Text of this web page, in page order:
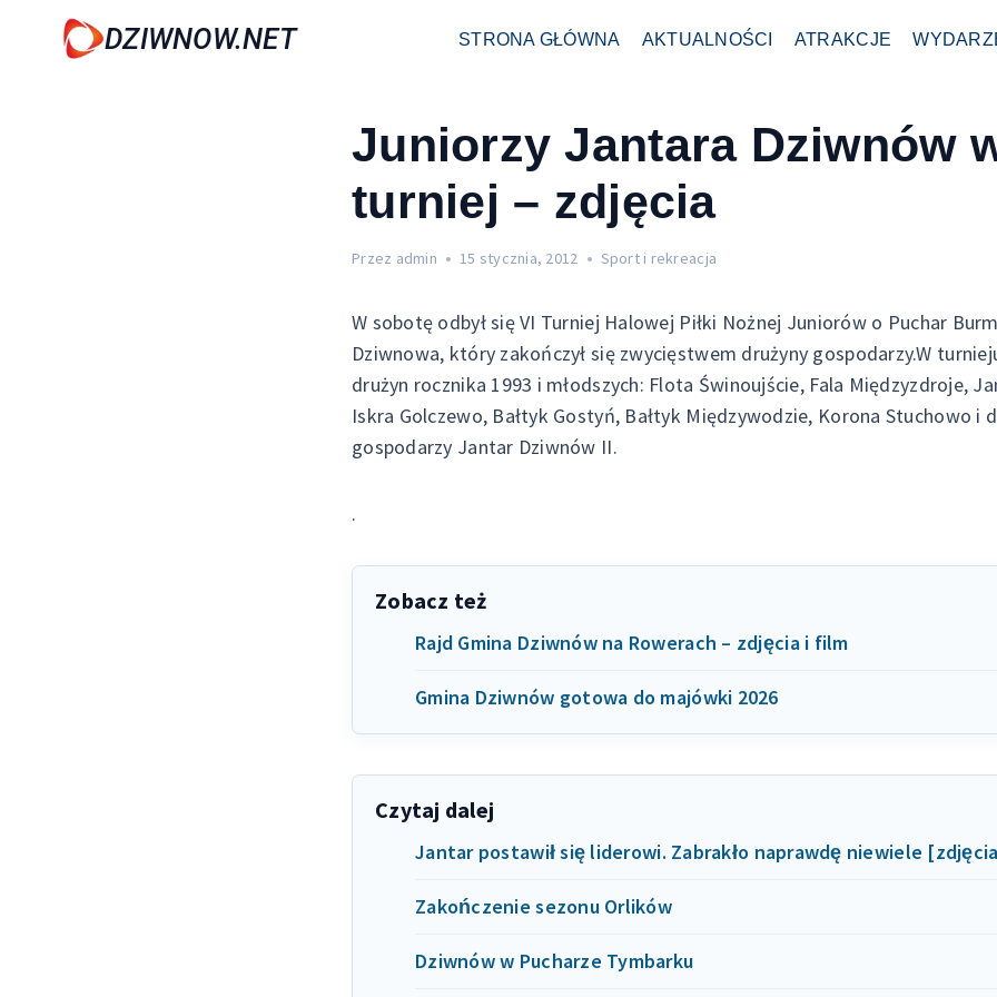
DZIWNOW.NET STRONA GŁÓWNA AKTUALNOŚCI ATRAKCJE
Juniorzy Jantara Dziwnów
turniej – zdjęcia
Przez admin 15 stycznia, 2012 Sport i rekreacja
W sobotę odbył się VI Turniej Halowej Piłki Nożnej Juniorów o Puchar
Dziwnowa, który zakończył się zwycięstwem drużyny gospodarzy.W
drużyn rocznika 1993 i młodszych: Flota Świnoujście, Fala Międzyzdroje,
Iskra Golczewo, Bałtyk Gostyń, Bałtyk Międzywodzie, Korona Stuchowo i
gospodarzy Jantar Dziwnów II.
.
Zobacz też
Rajd Gmina Dziwnów na Rowerach – zdjęcia i film
Gmina Dziwnów gotowa do majówki 2026
Czytaj dalej
Jantar postawił się liderowi. Zabrakło naprawdę niewiele
Zakończenie sezonu Orlików
Dziwnów w Pucharze Tymbarku